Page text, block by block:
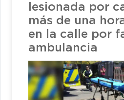
lesionada por
más de una
en la calle por
ambulancia